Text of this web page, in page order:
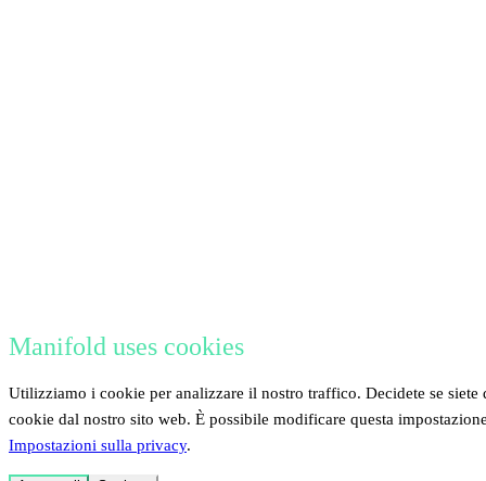
Manifold uses cookies
Utilizziamo i cookie per analizzare il nostro traffico. Decidete se siete
cookie dal nostro sito web. È possibile modificare questa
Impostazioni sulla privacy.